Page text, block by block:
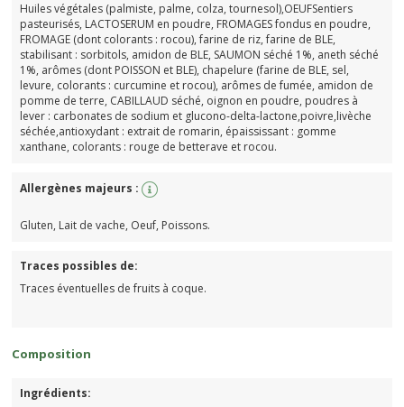
Huiles végétales (palmiste, palme, colza, tournesol),OEUFSentiers
pasteurisés, LACTOSERUM en poudre, FROMAGES fondus en poudre,
FROMAGE (dont colorants : rocou), farine de riz, farine de BLE,
stabilisant : sorbitols, amidon de BLE, SAUMON séché 1%, aneth séché
1%, arômes (dont POISSON et BLE), chapelure (farine de BLE, sel,
levure, colorants : curcumine et rocou), arômes de fumée, amidon de
pomme de terre, CABILLAUD séché, oignon en poudre, poudres à
lever : carbonates de sodium et glucono-delta-lactone,poivre,livèche
séchée,antioxydant : extrait de romarin, épaississant : gomme
xanthane, colorants : rouge de betterave et rocou.
Allergènes majeurs :
Gluten, Lait de vache, Oeuf, Poissons.
Traces possibles de:
Traces éventuelles de fruits à coque.
Composition
Ingrédients: